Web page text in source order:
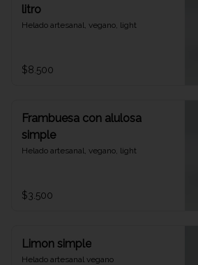
litro
Helado artesanal, vegano, light
$8.500
Frambuesa con alulosa
simple
Helado artesanal, vegano, light
$3.500
Limon simple
Helado artesanal vegano